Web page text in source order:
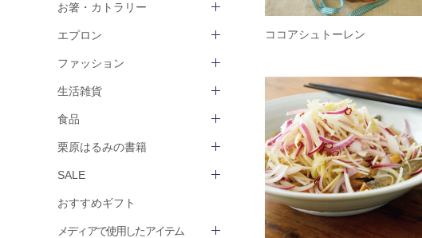
お箸・カトラリー
エプロン
ファッション
生活雑貨
食品
栗原はるみの書籍
SALE
おすすめギフト
メディアで使用したアイテム
ココアシュトーレン